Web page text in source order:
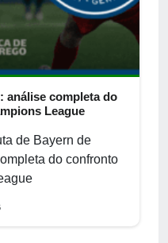
análise completa do
League
de Bayern de
do confronto